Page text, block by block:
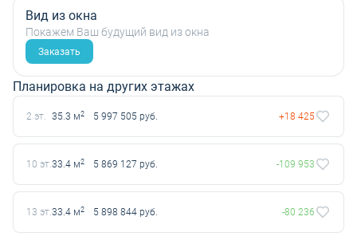
Вид из окна
Покажем Ваш будущий вид из окна
Заказать
Планировка на других этажах
2 эт. 35.3 м2 5 997 505 руб. +18 425
10 эт.33.4 м2 5 869 127 руб. -109 953
13 эт.33.4 м2 5 898 844 руб. -80 236